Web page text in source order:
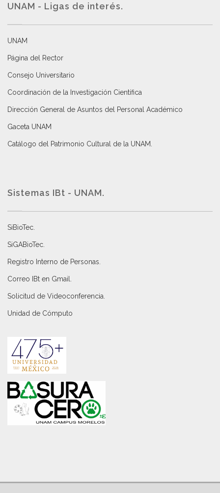
UNAM - Ligas de interés.
UNAM
Página del Rector
Consejo Universitario
Coordinación de la Investigación Científica
Dirección General de Asuntos del Personal Académico
Gaceta UNAM
Catálogo del Patrimonio Cultural de la UNAM.
Sistemas IBt - UNAM.
SiBioTec
SiGABioTec.
Registro Interno de Personas
Correo IBt en Gmail
Solicitud de Videoconferencia.
Unidad de Cómputo